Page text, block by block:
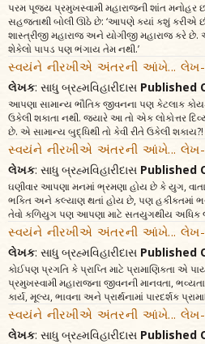
પરમ પૂજ્ય પ્રમુખસ્વામી મહારાજની શાંત
સહજતાથી બોલી ઊઠે છે: ‘આપણે ક્યાં કશું કરીએ
શાસ્ત્રીજી મહારાજ અને યોગીજી મહારાજ કરે
શેકેલો પાપડ પણ ભંગાય તેમ નથી.’
સ્વયંને નીરખીએ અંતરની આંખે...
લેખક: સાધુ બ્રહ્મવિહારીદાસ Published
આપણા સામાન્ય ભૌતિક જીવનના પણ કેટલાક
ઉકેલી શકાતા નથી. જ્યારે આ તો એક લોકોત્તર
છે. એ સામાન્ય બુદ્ધિથી તો કેવી રીતે ઉકેલી શકાય?!
સ્વયંને નીરખીએ અંતરની આંખે...
લેખક: સાધુ બ્રહ્મવિહારીદાસ Published
ઘણીવાર આપણા મનમાં ભ્રમણા હોય છે કે યુગ,
ભક્તિ અને કલ્યાણ થતાં હોય છે, પણ હકીકતમાં
તેવો કળિયુગ પણ આપણા માટે સતયુગથીય અધિક
સ્વયંને નીરખીએ અંતરની આંખે...
લેખક: સાધુ બ્રહ્મવિહારીદાસ Published
કોઈપણ પ્રગતિ કે પ્રાપ્તિ માટે પ્રામાણિકતા એ
પ્રમુખસ્વામી મહારાજના જીવનની માનવતા,
કાર્ય, મૂલ્ય, ભાવના અને પ્રાર્થનામાં પારદર્શક
સ્વયંને નીરખીએ અંતરની આંખે...
લેખક: સાધુ બ્રહ્મવિહારીદાસ Published